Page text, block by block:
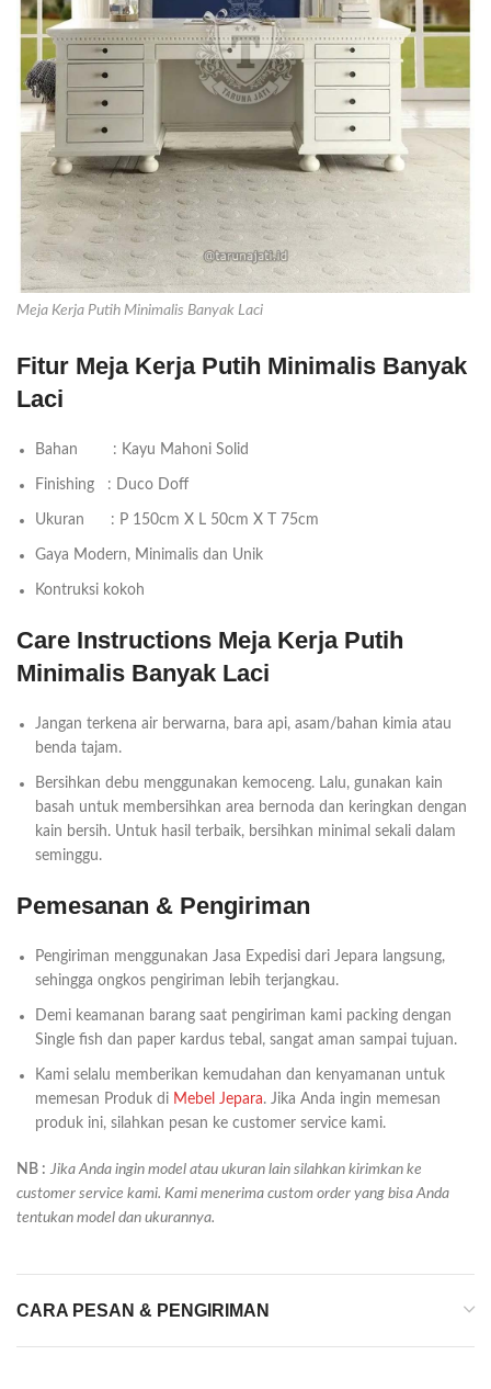
Meja Kerja Putih Minimalis Banyak Laci
Fitur Meja Kerja Putih Minimalis Banyak
Laci
Bahan : Kayu Mahoni Solid
Finishing : Duco Doff
Ukuran : P 150cm X L 50cm X T 75cm
Gaya Modern, Minimalis dan Unik
Kontruksi kokoh
Care Instructions Meja Kerja Putih
Minimalis Banyak Laci
Jangan terkena air berwarna, bara api, asam/bahan kimia atau
benda tajam.
Bersihkan debu menggunakan kemoceng. Lalu, gunakan kain
basah untuk membersihkan area bernoda dan keringkan dengan
kain bersih. Untuk hasil terbaik, bersihkan minimal sekali dalam
seminggu.
Pemesanan & Pengiriman
Pengiriman menggunakan Jasa Expedisi dari Jepara langsung,
sehingga ongkos pengiriman lebih terjangkau.
Demi keamanan barang saat pengiriman kami packing dengan
Single fish dan paper kardus tebal, sangat aman sampai tujuan.
Kami selalu memberikan kemudahan dan kenyamanan untuk
memesan Produk di Mebel Jepara. Jika Anda ingin memesan
produk ini, silahkan pesan ke customer service kami.
NB : Jika Anda ingin model atau ukuran lain silahkan kirimkan ke
customer service kami. Kami menerima custom order yang bisa Anda
tentukan model dan ukurannya.
CARA PESAN & PENGIRIMAN